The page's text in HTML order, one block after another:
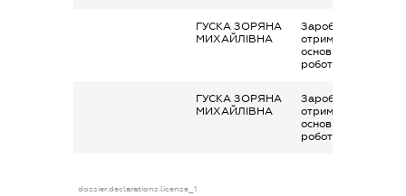
ГУСКА ЗОРЯНА
МИХАЙЛІВНА
Заробітна плата
отримана за
основним місцем
роботи
ГУСКА ЗОРЯНА
МИХАЙЛІВНА
Заробітна плата
отримана за
основним місцем
роботи
dossier.declarations.license_1